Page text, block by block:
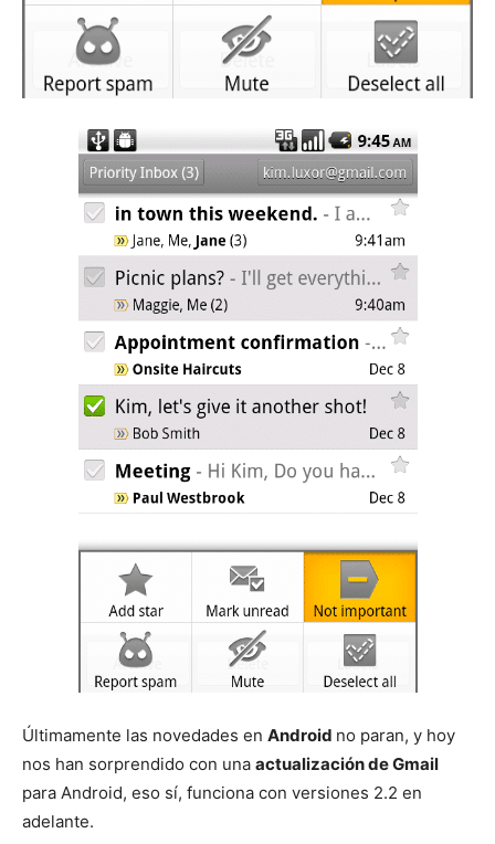
Últimamente las novedades en Android no paran, y hoy
nos han sorprendido con una actualización de Gmail
para Android, eso sí, funciona con versiones 2.2 en
adelante.